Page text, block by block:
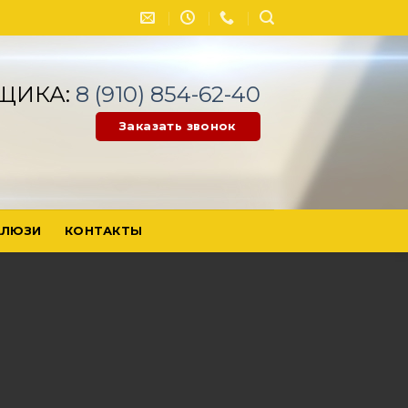
8 (910) 854-62-40
Заказать звонок
КОНТАКТЫ